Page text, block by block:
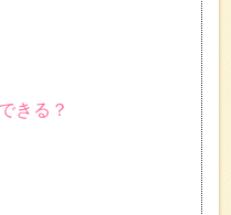
きる？